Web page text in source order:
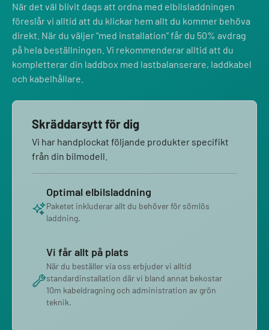
När det väl blivit dags att ordna med elbilsladdningen
föreslår vi alltid att du klickar hem allt du kommer behöva
direkt. När du väljer “med installation” får du 50% avdrag
på hela beställningen. Vi rekommenderar alltid att du
kompletterar din laddbox med lastbalanserare, laddkabel
och kabelhållare.
Skräddarsytt för dig
Vi har handplockat följande produkter specifikt
från din bilmodell.
Optimal elbilsladdning
Paketet inkluderar allt du behöver för sömlös
laddning.
Vi får allt på plats
När du beställer via oss erbjuder vi alltid
standardinstallation där vi bland annat bekostar
10m kabeldragning och administration av grön
teknik.